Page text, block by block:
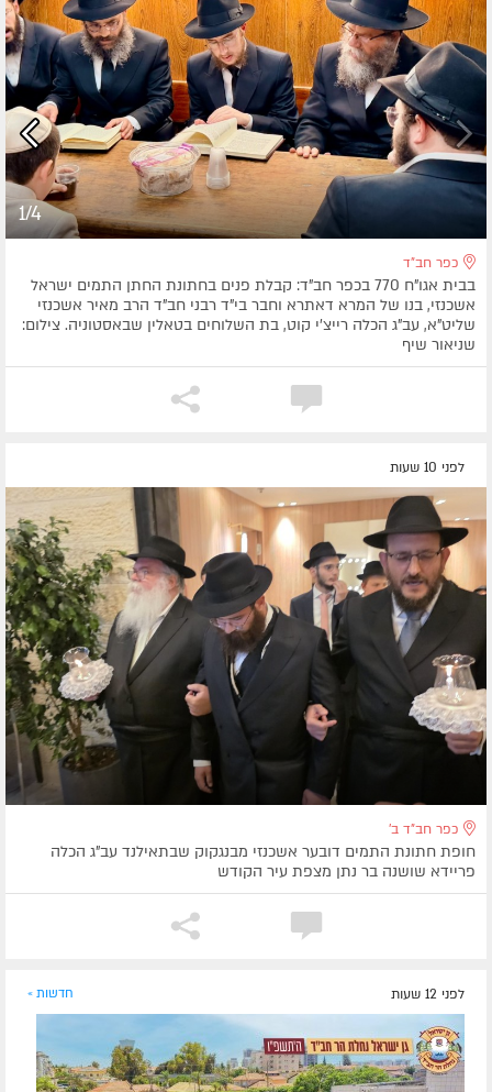
1/4
כפר חב"ד
בבית אגו"ח 770 בכפר חב"ד: קבלת פנים בחתונת החתן התמים ישראל
אשכנזי, בנו של המרא דאתרא וחבר בי"ד רבני חב"ד הרב מאיר אשכנזי
שליט"א, עב"ג הכלה רייצ'י קוט, בת השלוחים בטאלין שבאסטוניה. צילום:
שניאור שיף
לפני 10 שעות
כפר חב"ד ב'
חופת חתונת התמים דובער אשכנזי מבנגקוק שבתאילנד עב"ג הכלה
פריידא שושנה בר נתן מצפת עיר הקודש
לפני 12 שעות חדשות »